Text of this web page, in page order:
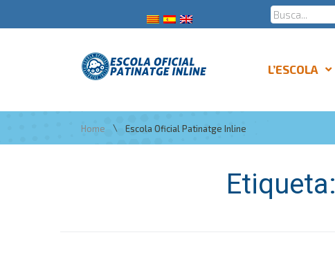
L’ESCOLA
Home \ Escola Oficial Patinatge Inline
Etiqueta: